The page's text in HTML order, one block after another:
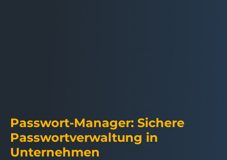
Passwort-Manager: Sichere
Passwortverwaltung in
Unternehmen